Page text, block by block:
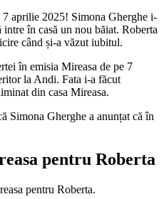
aprilie 2025! Simona Gherghe i-
în casă un nou băiat. Roberta
când și-a văzut iubitul.
în emisia Mireasa de pe 7
la Andi. Fata i-a făcut
din casa Mireasa.
Simona Gherghe a anunțat că în
pentru Roberta
pentru Roberta.